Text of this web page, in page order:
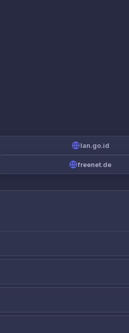
lan.go.id
freenet.de